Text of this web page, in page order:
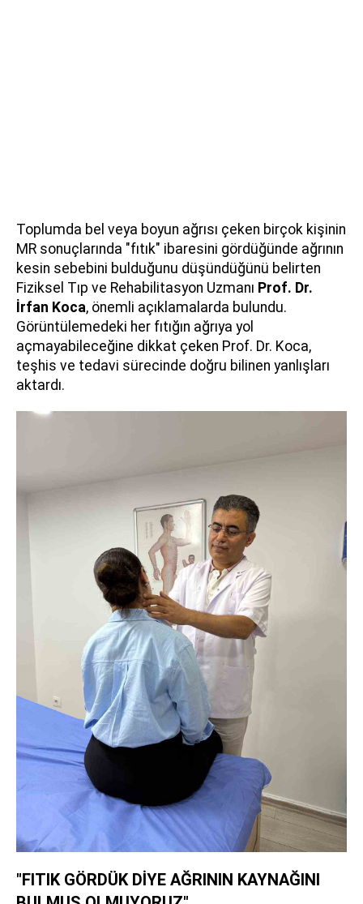
Toplumda bel veya boyun ağrısı çeken birçok kişinin
MR sonuçlarında "fıtık" ibaresini gördüğünde ağrının
kesin sebebini bulduğunu düşündüğünü belirten
Fiziksel Tıp ve Rehabilitasyon Uzmanı Prof. Dr.
İrfan Koca, önemli açıklamalarda bulundu.
Görüntülemedeki her fıtığın ağrıya yol
açmayabileceğine dikkat çeken Prof. Dr. Koca,
teşhis ve tedavi sürecinde doğru bilinen yanlışları
aktardı.
"FITIK GÖRDÜK DİYE AĞRININ KAYNAĞINI